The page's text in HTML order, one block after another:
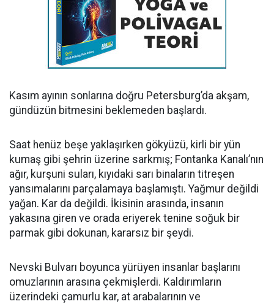
Kasım ayının sonlarına doğru Petersburg’da akşam,
gündüzün bitmesini beklemeden başlardı.
Saat henüz beşe yaklaşırken gökyüzü, kirli bir yün
kumaş gibi şehrin üzerine sarkmış; Fontanka Kanalı’nın
ağır, kurşuni suları, kıyıdaki sarı binaların titreşen
yansımalarını parçalamaya başlamıştı. Yağmur değildi
yağan. Kar da değildi. İkisinin arasında, insanın
yakasına giren ve orada eriyerek tenine soğuk bir
parmak gibi dokunan, kararsız bir şeydi.
Nevski Bulvarı boyunca yürüyen insanlar başlarını
omuzlarının arasına çekmişlerdi. Kaldırımların
üzerindeki çamurlu kar, at arabalarının ve